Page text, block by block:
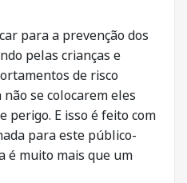
para a prevenção dos
pelas crianças e
de risco
se colocarem eles
perigo. E isso é feito com
para este público-
é muito mais que um